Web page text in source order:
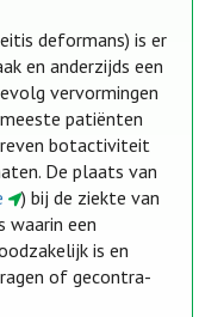
deformans) is er
en anderzijds een
vervormingen
patiënten
botactiviteit
De plaats van
) bij de ziekte van
waarin een
is en
of gecontra-